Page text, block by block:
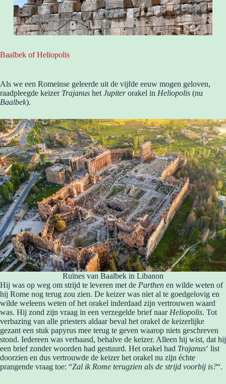
Baalbek of Heliopolis
Als we een Romeinse geleerde uit de vijfde eeuw mogen geloven,
raadpleegde keizer Trajanus het Jupiterorakel in Heliopolis (nu
Baalbek).
Ruïnes van Baalbek in Libanon
Hij was op weg om strijd te leveren met de Parthen en wilde weten of
hij Rome nog terug zou zien. De keizer was niet al te goedgelovig en
wilde weleens weten of het orakel inderdaad zijn vertrouwen waard
was. Hij zond zijn vraag in een verzegelde brief naar Heliopolis. Tot
verbazing van alle priesters aldaar beval het orakel de keizerlijke
gezant een stuk papyrus mee terug te geven waarop niets geschreven
stond. Iedereen was verbaasd, behalve de keizer. Alleen hij wist, dat hij
een brief zonder woorden had gestuurd. Het orakel had Trajanus‘ list
doorzien en dus vertrouwde de keizer het orakel nu zijn échte
prangende vraag toe: “Zal ik Rome terugzien als de strijd voorbij is?“.